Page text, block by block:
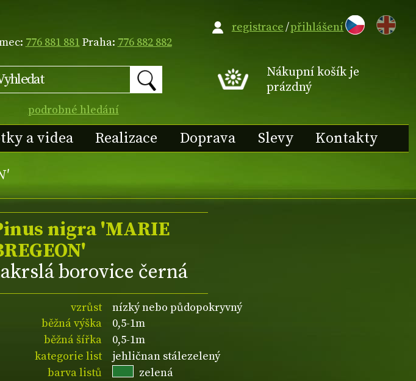
776 881 881Praha: 776 882 882
podrobné hledání
EN
Nákupní košík je
prázdný
a videa Realizace Doprava Slevy Kontakty
registrace/přihlášení
nigra 'MARIE
borovice černá
vzrůst
nízký nebo půdopokryvný
běžná výška
0,5-1m
běžná šířka
0,5-1m
kategorie list
jehličnan stálezelený
barva listů
zelená